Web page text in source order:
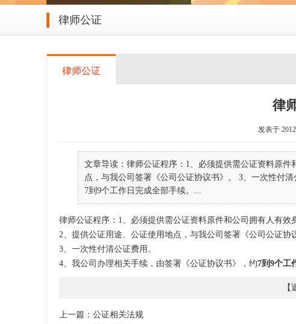
律师公证
律师公证
律
发表于
文章导读：律师公证程序：1、必须提供需公证资料原
点，与我公司签署《公司公证协议书》。 3、一次性付
7到9个工作日完成全部手续。...
律师公证程序：1、必须提供需公证资料原件和公司拥有人有效
2、提供公证用途、公证使用地点，与我公司签署《公司公证协
3、一次性付清公证费用。
4、我公司办理相关手续，由签署《公证协议书》，约7到 9个工
【
上一篇： 公证相关法规